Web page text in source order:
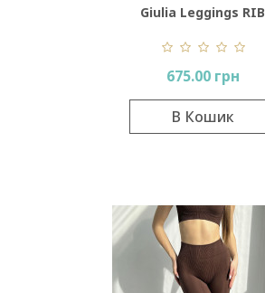
Giulia Leggings RIB
675.00 грн
В Кошик